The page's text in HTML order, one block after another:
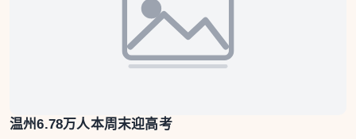
温州6.78万人本周末迎高考